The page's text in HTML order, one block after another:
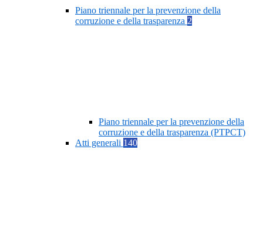
Piano triennale per la prevenzione della
corruzione e della trasparenza 2
Piano triennale per la prevenzione della
corruzione e della trasparenza (PTPCT)
Atti generali 140